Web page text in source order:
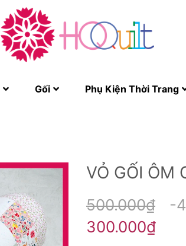
Gối Phụ Kiện Thời Trang
VỎ GỐI ÔM
500.000₫
-
300.000₫